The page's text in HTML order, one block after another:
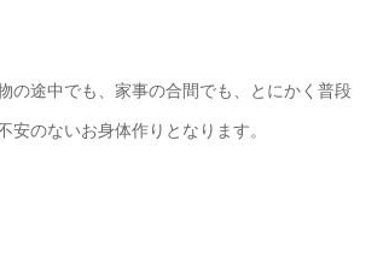
の途中でも、家事の合間でも、とにかく普段
のないお身体作りとなります。